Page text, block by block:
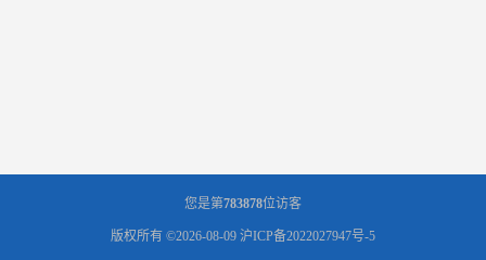
您是第783878位访客
版权所有 ©2026-08-09 沪ICP备2022027947号-5